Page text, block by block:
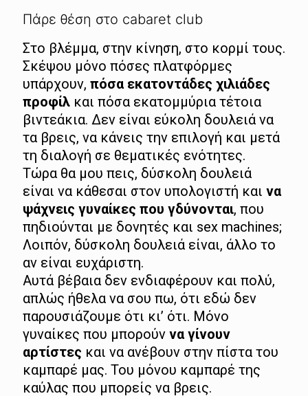
Πάρε θέση στο cabaret club
Στο βλέμμα, στην κίνηση, στο κορμί τους.
Σκέψου μόνο πόσες πλατφόρμες
υπάρχουν, πόσα εκατοντάδες χιλιάδες
προφίλ και πόσα εκατομμύρια τέτοια
βιντεάκια. Δεν είναι εύκολη δουλειά να
τα βρεις, να κάνεις την επιλογή και μετά
τη διαλογή σε θεματικές ενότητες.
Τώρα θα μου πεις, δύσκολη δουλειά
είναι να κάθεσαι στον υπολογιστή και να
ψάχνεις γυναίκες που γδύνονται, που
πηδιούνται με δονητές και sex machines;
Λοιπόν, δύσκολη δουλειά είναι, άλλο το
αν είναι ευχάριστη.
Αυτά βέβαια δεν ενδιαφέρουν και πολύ,
απλώς ήθελα να σου πω, ότι εδώ δεν
παρουσιάζουμε ότι κι’ ότι. Μόνο
γυναίκες που μπορούν να γίνουν
αρτίστες και να ανέβουν στην πίστα του
καμπαρέ μας. Του μόνου καμπαρέ της
καύλας που μπορείς να βρεις.